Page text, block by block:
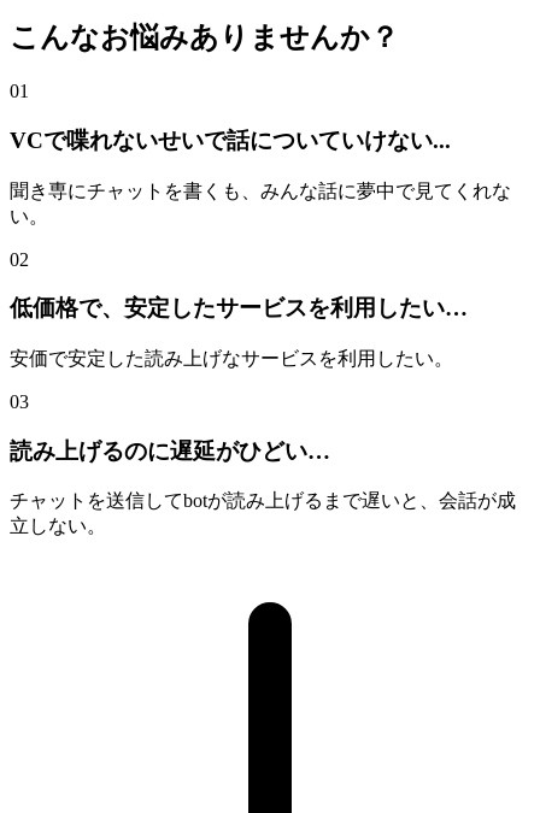
こんなお悩みありませんか？
01
VCで喋れないせいで話についていけない...
聞き専にチャットを書くも、みんな話に夢中で見てくれな
い。
02
低価格で、安定したサービスを利用したい…
安価で安定した読み上げなサービスを利用したい。
03
読み上げるのに遅延がひどい…
チャットを送信してbotが読み上げるまで遅いと、会話が成
立しない。